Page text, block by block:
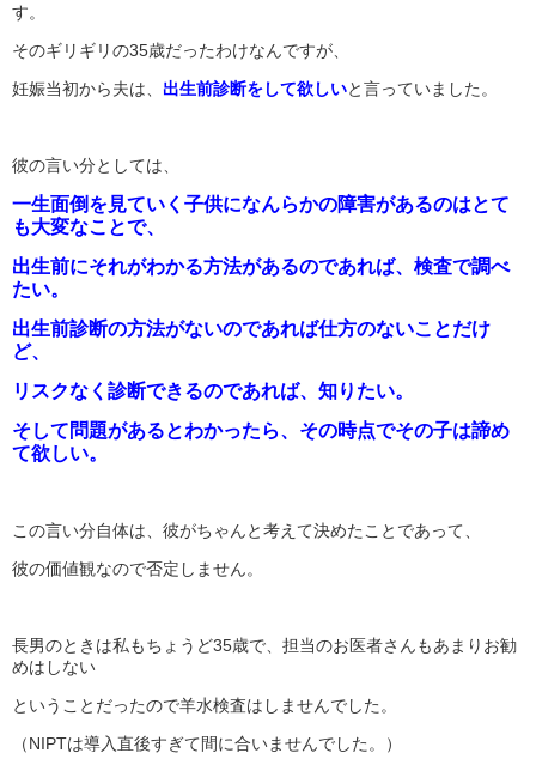
す。
そのギリギリの35歳だったわけなんですが、
妊娠当初から夫は、 出生前診断をして欲しい と言っていました。
彼の言い分としては、
一生面倒を見ていく子供になんらかの障害があるのはとて
も大変なことで、
出生前にそれがわかる方法があるのであれば、検査で調べ
たい。
出生前診断の方法がないのであれば仕方のないことだけ
ど、
リスクなく診断できるのであれば、知りたい。
そして問題があるとわかったら、その時点でその子は諦め
て欲しい。
この言い分自体は、彼がちゃんと考えて決めたことであって、
彼の価値観なので否定しません。
長男のときは私もちょうど35歳で、担当のお医者さんもあまりお勧
めはしない
ということだったので羊水検査はしませんでした。
（NIPTは導入直後すぎて間に合いませんでした。）